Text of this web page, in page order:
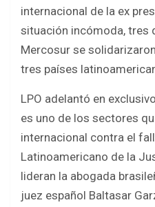
internacional de la ex
situación incómoda, tres
Mercosur se
tres países
LPO adelantó en
es uno de los sectores
internacional contra el
Latinoamericano de la
lideran la abogada
juez español Baltasar